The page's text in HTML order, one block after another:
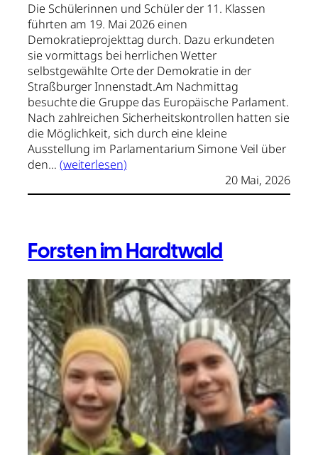
Die Schülerinnen und Schüler der 11. Klassen
führten am 19. Mai 2026 einen
Demokratieprojekttag durch. Dazu erkundeten
sie vormittags bei herrlichen Wetter
selbstgewählte Orte der Demokratie in der
Straßburger Innenstadt.Am Nachmittag
besuchte die Gruppe das Europäische Parlament.
Nach zahlreichen Sicherheitskontrollen hatten sie
die Möglichkeit, sich durch eine kleine
Ausstellung im Parlamentarium Simone Veil über
den… (weiterlesen)
20 Mai, 2026
Forsten im Hardtwald